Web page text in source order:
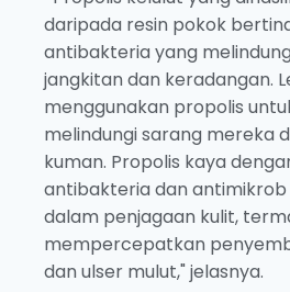
daripada resin pokok
antibakteria yang
jangkitan dan keradangan.
menggunakan propolis
melindungi sarang mereka
kuman. Propolis kaya
antibakteria dan
dalam penjagaan kulit,
mempercepatkan
dan ulser mulut," jelasnya.